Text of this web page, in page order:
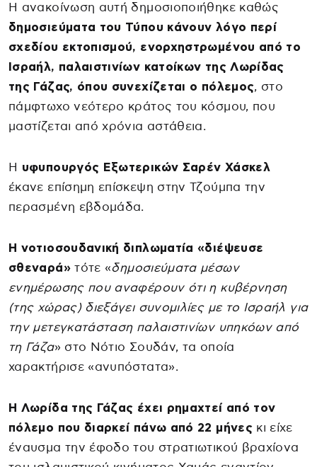
Η ανακοίνωση αυτή δημοσιοποιήθηκε καθώς
δημοσιεύματα του Τύπου κάνουν λόγο περί
σχεδίου εκτοπισμού, ενορχηστρωμένου από το
Ισραήλ, παλαιστινίων κατοίκων της Λωρίδας
της Γάζας, όπου συνεχίζεται ο πόλεμος, στο
πάμφτωχο νεότερο κράτος του κόσμου, που
μαστίζεται από χρόνια αστάθεια.
Η υφυπουργός Εξωτερικών Σαρέν Χάσκελ
έκανε επίσημη επίσκεψη στην Τζούμπα την
περασμένη εβδομάδα.
Η νοτιοσουδανική διπλωματία «διέψευσε
σθεναρά»τότε «δημοσιεύματα μέσων
ενημέρωσης που αναφέρουν ότι η κυβέρνηση
(της χώρας) διεξάγει συνομιλίες με το Ισραήλ για
την μετεγκατάσταση παλαιστινίων υπηκόων από
τη Γάζα» στο Νότιο Σουδάν, τα οποία
χαρακτήρισε «ανυπόστατα».
Η Λωρίδα της Γάζας έχει ρημαχτεί από τον
πόλεμο που διαρκεί πάνω από 22 μήνεςκι είχε
έναυσμα την έφοδο του στρατιωτικού βραχίονα